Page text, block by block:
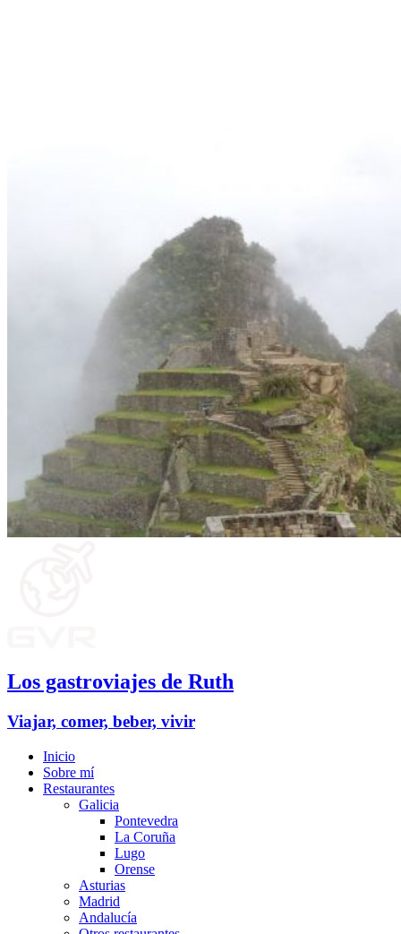
Los gastroviajes de Ruth
Viajar, comer, beber, vivir
Inicio
Sobre mí
Restaurantes
Galicia
Pontevedra
La Coruña
Lugo
Orense
Asturias
Madrid
Andalucía